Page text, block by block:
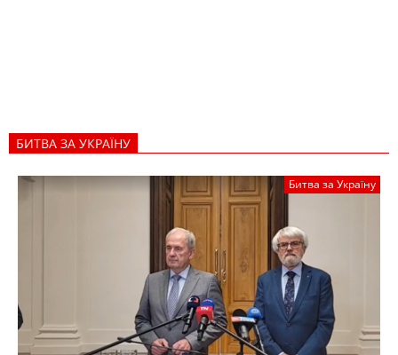
БИТВА ЗА УКРАЇНУ
Битва за Україну